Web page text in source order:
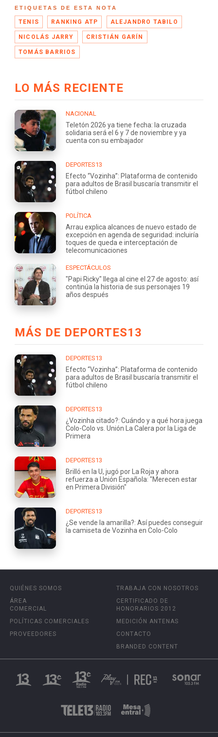
ETIQUETAS DE ESTA NOTA
TENIS RANKING ATP ALEJANDRO TABILO
NICOLÁS JARRY CRISTIÁN GARÍN
TOMÁS BARRIOS
LO MÁS RECIENTE
NACIONAL
Teletón 2026 ya tiene fecha: la cruzada
solidaria será el 6 y 7 de noviembre y ya
cuenta con su embajador
DEPORTES13
Efecto “Vozinha”: Plataforma de contenido
para adultos de Brasil buscaría transmitir el
fútbol chileno
POLÍTICA
Arrau explica alcances de nuevo estado de
excepción en agenda de seguridad: incluiría
toques de queda e interceptación de
telecomunicaciones
ESPECTÁCULOS
"Papi Ricky" llega al cine el 27 de agosto: así
continúa la historia de sus personajes 19
años después
MÁS DE DEPORTES13
DEPORTES13
Efecto “Vozinha”: Plataforma de contenido
para adultos de Brasil buscaría transmitir el
fútbol chileno
DEPORTES13
¿Vozinha citado?: Cuándo y a qué hora juega
Colo-Colo vs. Unión La Calera por la Liga de
Primera
DEPORTES13
Brilló en la U, jugó por La Roja y ahora
refuerza a Unión Española: "Merecen estar
en Primera División"
DEPORTES13
¿Se vende la amarilla?: Así puedes conseguir
la camiseta de Vozinha en Colo-Colo
QUIÉNES SOMOS
ÁREA
COMERCIAL
POLÍTICAS COMERCIALES
PROVEEDORES
TRABAJA CON NOSOTROS
CERTIFICADO DE
HONORARIOS 2012
MEDICIÓN ANTENAS
CONTACTO
BRANDED CONTENT